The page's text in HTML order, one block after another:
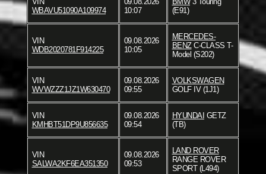
WBAVU51090A109974
10:07
(E91)
VIN
WDB2020781F914225
09.08.2026
10:05
MERCEDES-
BENZC-CLASS T-
Model (S202)
VIN
WVWZZZ1JZ1W630470
09.08.2026
09:55
VOLKSWAGEN
GOLF IV (1J1)
VIN
KMHBT51DP9U856635
09.08.2026
09:54
HYUNDAI GETZ
(TB)
VIN
SALWA2KF6EA351350
09.08.2026
09:53
LAND ROVER
RANGE ROVER
SPORT (L494)